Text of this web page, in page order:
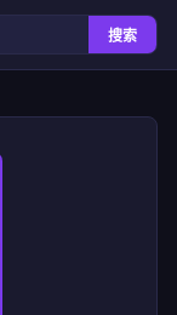
搜索